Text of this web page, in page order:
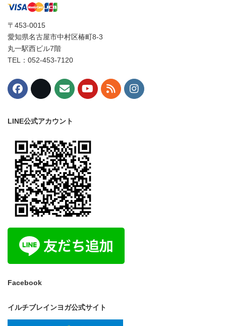
〒453-0015
愛知県名古屋市中村区椿町8-3
丸一駅西ビル7階
TEL：052-453-7120
LINE公式アカウント
Facebook
イルチブレインヨガ公式サイト